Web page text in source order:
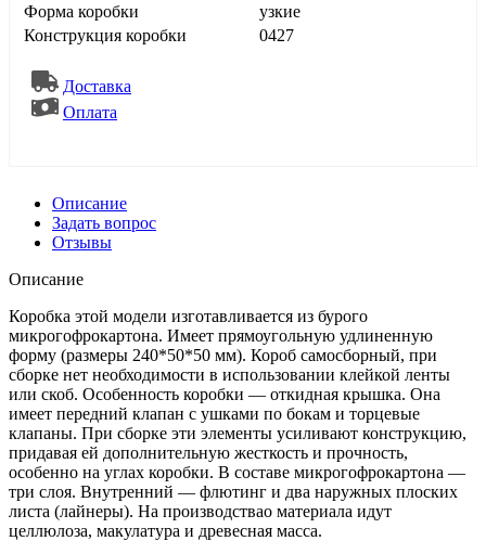
Форма коробки
узкие
Конструкция коробки
0427
Доставка
Оплата
Описание
Задать вопрос
Отзывы
Описание
Коробка этой модели изготавливается из бурого
микрогофрокартона. Имеет прямоугольную удлиненную
форму (размеры 240*50*50 мм). Короб самосборный, при
сборке нет необходимости в использовании клейкой ленты
или скоб. Особенность коробки — откидная крышка. Она
имеет передний клапан с ушками по бокам и торцевые
клапаны. При сборке эти элементы усиливают конструкцию,
придавая ей дополнительную жесткость и прочность,
особенно на углах коробки. В составе микрогофрокартона —
три слоя. Внутренний — флютинг и два наружных плоских
листа (лайнеры). На производствао материала идут
целлюлоза, макулатура и древесная масса.